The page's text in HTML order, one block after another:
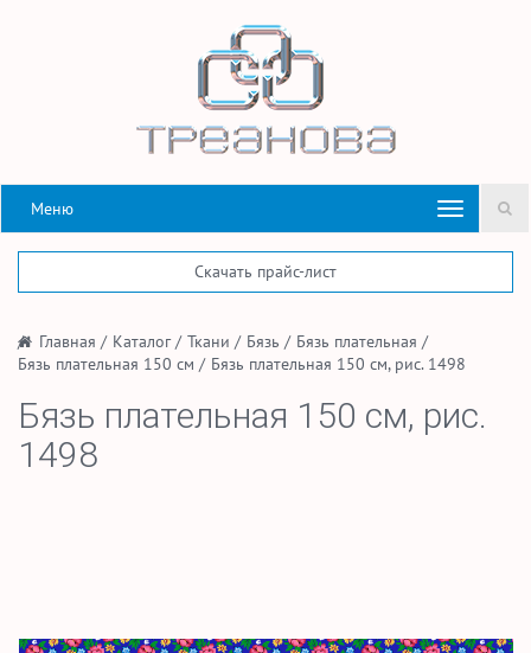
Меню
Скачать прайс-лист
/ Главная / Каталог/ Ткани / Бязь / Бязь плательная /
Бязь плательная 150 см / Бязь плательная 150 см, рис. 1498
Бязь плательная 150 см, рис.
1498